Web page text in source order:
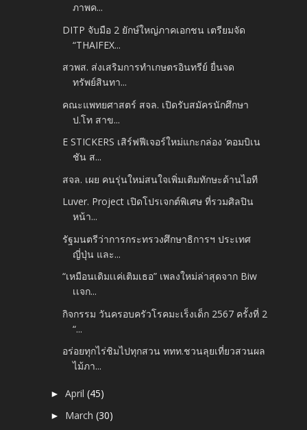
ภาพค...
DITP จับมือ 2 ยักษ์ใหญ่ภาคเอกชน เตรียมจัด
“THAIFEX...
สวพส. ส่งเสริมการทำเกษตรอินทรีย์ ยื่นจด
ทรัพย์สินทา...
คณะแพทยศาสตร์ สจล. เปิดรับสมัครนักศึกษา
ป.โท สาข...
E STICKERS เสิร์ฟฟีเจอร์ใหม่แกะกล่อง ‘คอมบิเน
ชัน ส...
สจล. เผย คนรุ่นใหม่สนใจเพิ่มเติมทักษะด้านไอที
Luver. Project เปิดโปรเจกต์พิเศษ ที่รวมศิลปิน
หน้า...
รัฐมนตรีว่าการกระทรวงศึกษาธิการฯ ประเทศ
ญี่ปุ่น และ...
“เหมือนเดิมเเค่เติมเธอ” เพลงใหม่ล่าสุดจาก Biw
เเจก...
กิจกรรม วันครอบครัวโรคมะเร็งเด็ก 2567 ครั้งที่ 2
“...
อร่อยทุกไร่ชิมไปทุกสวน ททท.ชวนลุยเที่ยวสวนผล
ไม้ภา...
►April(45)
► March(30)